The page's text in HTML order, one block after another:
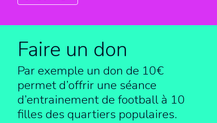
Faire un don
Par exemple un don de 10€
permet d’offrir une séance
d’entrainement de football à 10
filles des quartiers populaires.